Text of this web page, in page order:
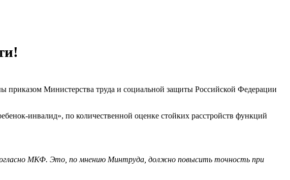
Министерства труда и социальной защиты Российской Федерации
инвалид», по количественной оценке стойких расстройств функций
МКФ. Это, по мнению Минтруда, должно повысить точность при